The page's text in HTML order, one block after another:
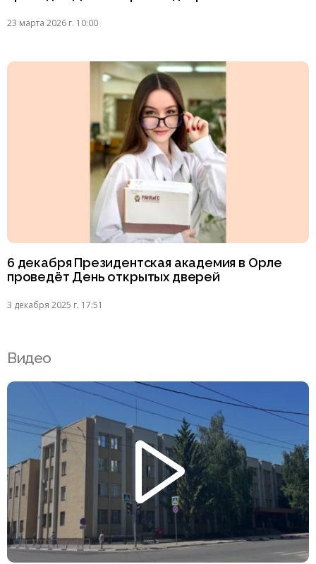
23 марта 2026 г. 10:00
6 декабря Президентская академия в Орле
проведёт День открытых дверей
3 декабря 2025 г. 17:51
Видео